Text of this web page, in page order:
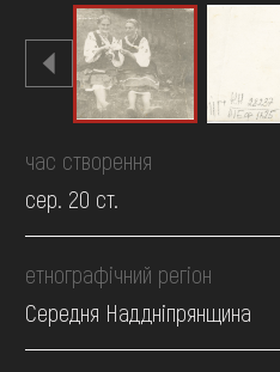
час створення
сер. 20 ст.
етнографічний регіон
Середня Наддніпрянщина